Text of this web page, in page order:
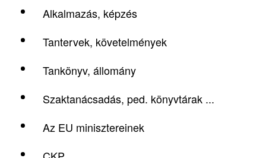
Alkalmazás, képzés
Tantervek, követelmények
Tankönyv, állomány
Szaktanácsadás, ped. könyvtárak ...
Az EU minisztereinek